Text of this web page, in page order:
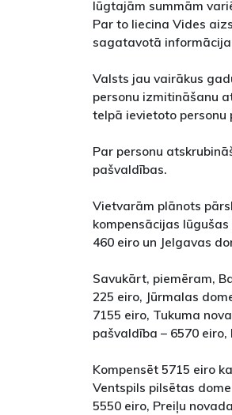
lūgtajām summām
Par to liecina Vides
sagatavotā
Valsts jau vairākus
personu izmitināšanu
telpā ievietoto personu
Par personu
pašvaldības.
Vietvarām plānots
kompensācijas
460 eiro un Jelgavas
Savukārt, piemēram,
225 eiro, Jūrmalas
7155 eiro, Tukuma
pašvaldība – 6570
Kompensēt 5715 eiro
Ventspils pilsētas
5550 eiro, Preiļu